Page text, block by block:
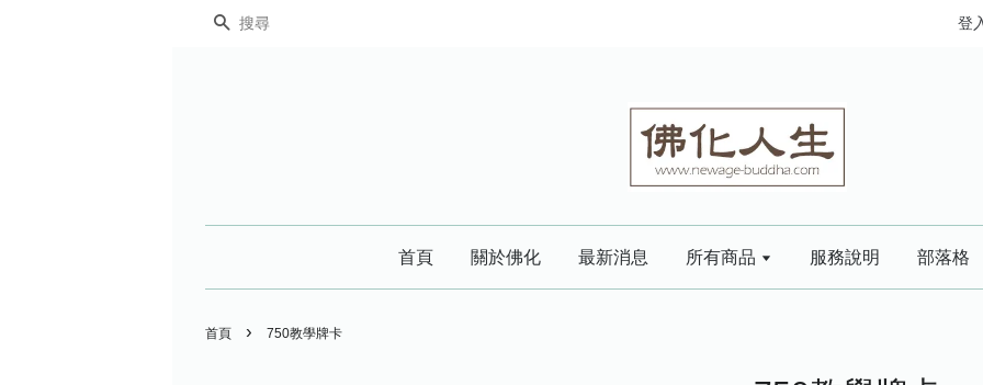
搜尋 登
首頁 關於佛化 最新消息 所有商品 服務說明 部落格
首頁 › 750教學牌卡